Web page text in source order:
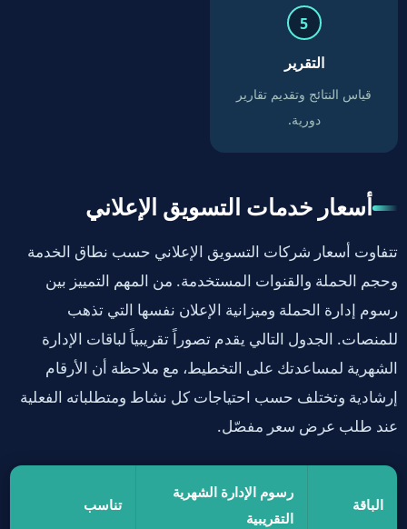
التقرير
قياس النتائج وتقديم تقارير
دورية.
أسعار خدمات التسويق الإعلاني
تتفاوت أسعار شركات التسويق الإعلاني حسب نطاق الخدمة
وحجم الحملة والقنوات المستخدمة. من المهم التمييز بين
رسوم إدارة الحملة وميزانية الإعلان نفسها التي تذهب
للمنصات. الجدول التالي يقدم تصوراً تقريبياً لباقات الإدارة
الشهرية لمساعدتك على التخطيط، مع ملاحظة أن الأرقام
إرشادية وتختلف حسب احتياجات كل نشاط ومتطلباته الفعلية
عند طلب عرض سعر مفصّل.
الباقة
رسوم الإدارة الشهرية
التقريبية
تناسب